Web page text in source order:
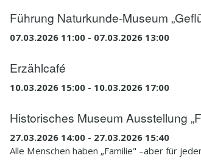
Führung Naturkunde-Museum
07.03.2026 11:00 - 07.03.2026 13:00
Erzählcafé
10.03.2026 15:00 - 10.03.2026 17:00
Historisches Museum Ausstellung
27.03.2026 14:00 - 27.03.2026 15:40
Alle Menschen haben „Familie" –aber für